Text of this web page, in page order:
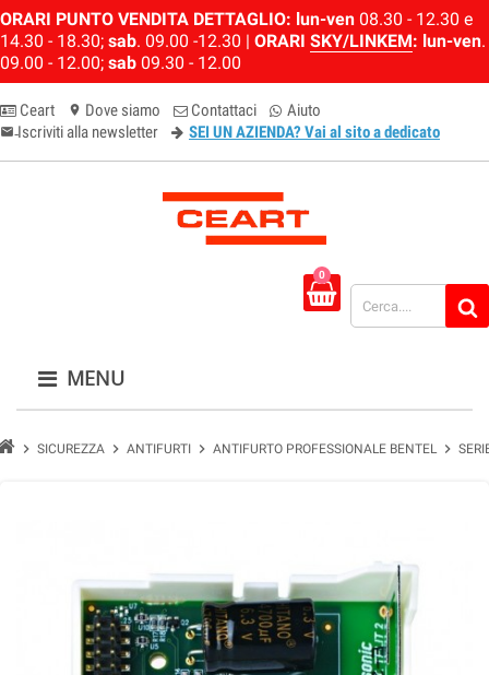
ORARI PUNTO VENDITA DETTAGLIO: lun-ven 08.30 - 12.30 e
14.30 - 18.30; sab. 09.00 -12.30 | ORARI SKY/LINKEM: lun-ven.
09.00 - 12.00; sab 09.30 - 12.00
Ceart location_on Dove siamo Contattaci Aiuto
email-newsletter
Iscriviti alla newsletter SEI UN AZIENDA? Vai al sito a dedicato
0
MENU
chevron_right SICUREZZA chevron_right ANTIFURTI chevron_right ANTIFURTO PROFESSIONALE BENTEL chevron_right